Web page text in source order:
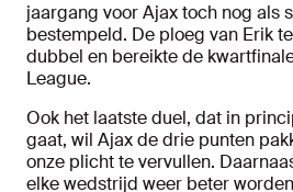
jaargang voor Ajax toch nog als
bestempeld. De ploeg van Erik
dubbel en bereikte de
League.
Ook het laatste duel, dat in
gaat, wil Ajax de drie punten
onze plicht te vervullen.
elke wedstrijd weer beter